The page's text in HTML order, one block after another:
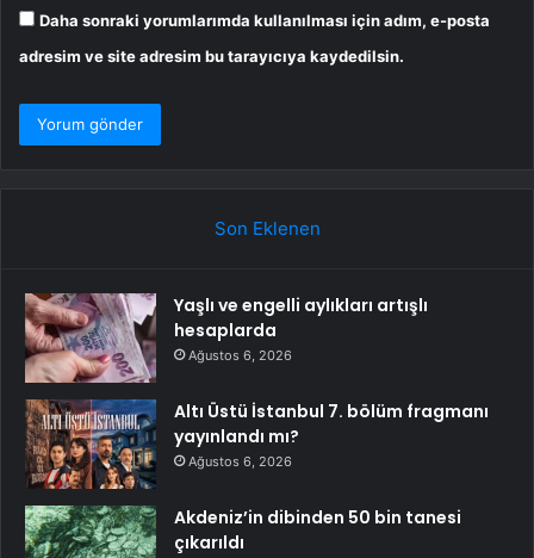
Daha sonraki yorumlarımda kullanılması için adım, e-posta
adresim ve site adresim bu tarayıcıya kaydedilsin.
Son Eklenen
Yaşlı ve engelli aylıkları artışlı
hesaplarda
Ağustos 6, 2026
Altı Üstü İstanbul 7. bölüm fragmanı
yayınlandı mı?
Ağustos 6, 2026
Akdeniz’in dibinden 50 bin tanesi
çıkarıldı